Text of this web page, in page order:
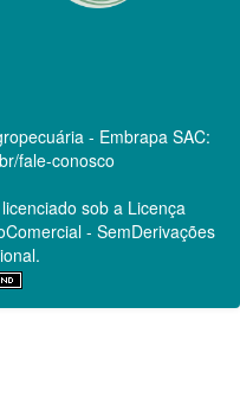
- Embrapa SAC:
fale-conosco
sob a Licença
- SemDerivações